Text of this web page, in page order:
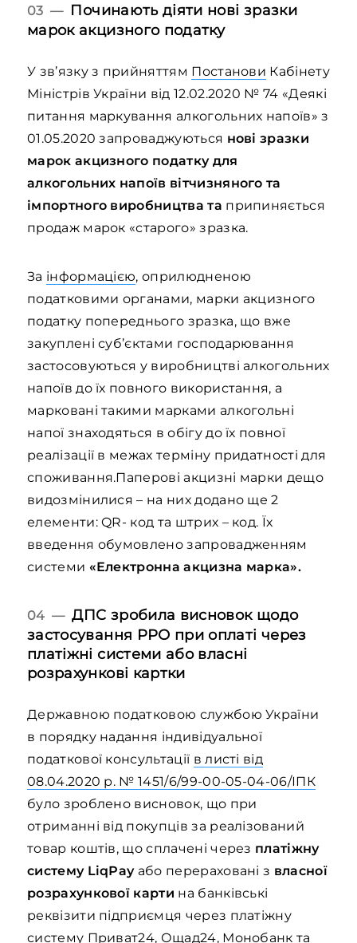
03 — Починають діяти нові зразки
марок акцизного податку
У зв’язку з прийняттям Постанови Кабінету
Міністрів України від 12.02.2020 № 74 «Деякі
питання маркування алкогольних напоїв» з
01.05.2020 запроваджуються нові зразки
марок акцизного податку для
алкогольних напоїв вітчизняного та
імпортного виробництва та припиняється
продаж марок «старого» зразка.
За інформацією, оприлюдненою
податковими органами, марки акцизного
податку попереднього зразка, що вже
закуплені суб’єктами господарювання
застосовуються у виробництві алкогольних
напоїв до їх повного використання, а
марковані такими марками алкогольні
напої знаходяться в обігу до їх повної
реалізації в межах терміну придатності для
споживання.Паперові акцизні марки дещо
видозмінилися – на них додано ще 2
елементи: QR- код та штрих – код. Їх
введення обумовлено запровадженням
системи «Електронна акцизна марка».
04 —ДПС зробила висновок щодо
застосування РРО при оплаті через
платіжні системи або власні
розрахункові картки
Державною податковою службою України
в порядку надання індивідуальної
податкової консультації в листі від
08.04.2020 р. № 1451/6/99-00-05-04-06/ІПК
було зроблено висновок, що при
отриманні від покупців за реалізований
товар коштів, що сплачені через платіжну
систему LiqРауабо перераховані з власної
розрахункової карти на банківські
реквізити підприємця через платіжну
систему Приват24, Ощад24, Монобанк та